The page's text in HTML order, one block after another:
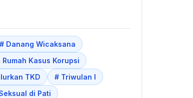
# Danang Wicaksana
Rumah Kasus Korupsi
TKD
# Triwulan I
di Pati